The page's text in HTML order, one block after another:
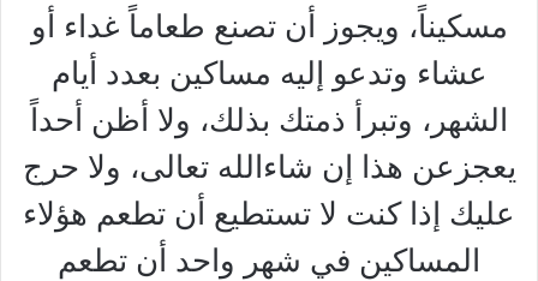
مسكيناً، ويجوز أن تصنع طعاماً غداء أو
عشاء وتدعو إليه مساكين بعدد أيام
الشهر، وتبرأ ذمتك بذلك، ولا أظن أحداً
يعجزعن هذا إن شاءالله تعالى، ولا حرج
عليك إذا كنت لا تستطيع أن تطعم هؤلاء
المساكين في شهر واحد أن تطعم